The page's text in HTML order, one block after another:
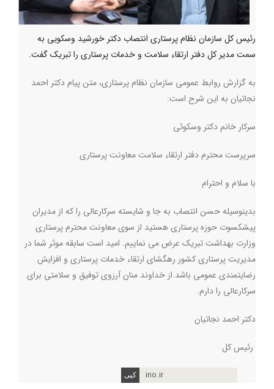
رئیس کل سازمان نظام پرستاری انتصاب دکتر خورشید وسکویی به
سمت مدیر کل دفتر ارتقاء سلامت و خدمات پرستاری را تبریک گفت.
به گزارش روابط عمومی سازمان نظام پرستاری، متن پیام دکتر احمد
نجاتیان به این شرح است:
سرکار خانم دکتر وسکوئی
سرپرست محترم دفتر ارتقاء سلامت معاونت پرستاری
با سلام و احترام
بدینوسیله حسن انتصاب به جا و شایسته سرکارعالی را که از مدیران
پیشکسوت حوزه پرستاری هستید از سوی معاونت محترم پرستاری
وزارت بهداشت تبریک عرض می نماییم. امید است سابقه موثر شما در
مدیریت پرستاری کشور رهگشای ارتقاء خدمات پرستاری و افزایش
رضایتمندی عمومی باشد.از خداوند منان آرزوی توفیق و سلامتی برای
سرکارعالی را دارم.
دکتر احمد نجاتیان
رئیس کل
ino.ir